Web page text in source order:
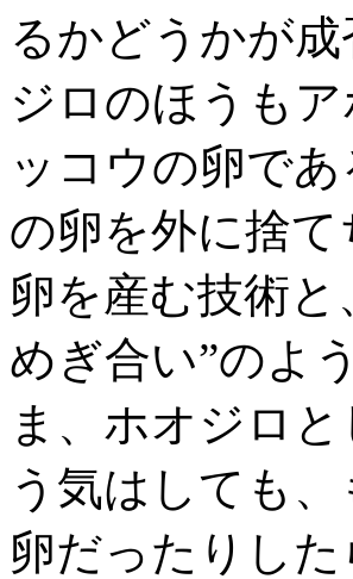
るかどうかが
ジロのほうも
ッコウの卵で
の卵を外に捨
卵を産む技術
めぎ合い”のよ
ま、ホオジロ
う気はしても
卵だったりし